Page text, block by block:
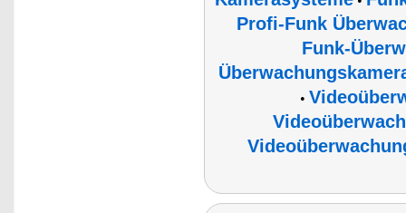
Profi-Funk
Funk-
•